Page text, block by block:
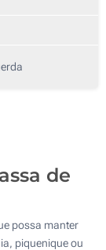
de
possa manter
piquenique ou